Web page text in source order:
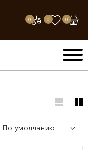
0 0 0
По умолчанию